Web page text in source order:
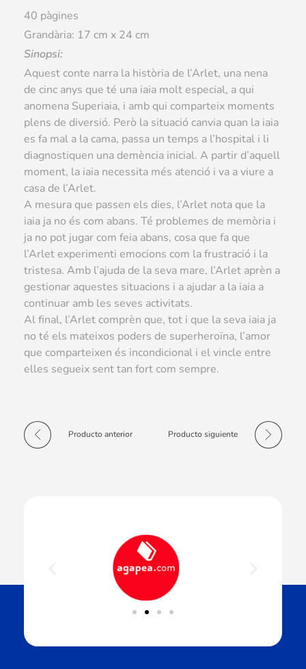
40 pàgines
Grandària: 17 cm x 24 cm
Sinopsi:
Aquest conte narra la història de l’Arlet, una nena
de cinc anys que té una iaia molt especial, a qui
anomena Superiaia, i amb qui comparteix moments
plens de diversió. Però la situació canvia quan la iaia
es fa mal a la cama, passa un temps a l’hospital i li
diagnostiquen una demència inicial. A partir d’aquell
moment, la iaia necessita més atenció i va a viure a
casa de l’Arlet.
A mesura que passen els dies, l’Arlet nota que la
iaia ja no és com abans. Té problemes de memòria i
ja no pot jugar com feia abans, cosa que fa que
l’Arlet experimenti emocions com la frustració i la
tristesa. Amb l’ajuda de la seva mare, l’Arlet aprèn a
gestionar aquestes situacions i a ajudar a la iaia a
continuar amb les seves activitats.
Al final, l’Arlet comprèn que, tot i que la seva iaia ja
no té els mateixos poders de superheroïna, l’amor
que comparteixen és incondicional i el vincle entre
elles segueix sent tan fort com sempre.
Producto anterior Producto siguiente